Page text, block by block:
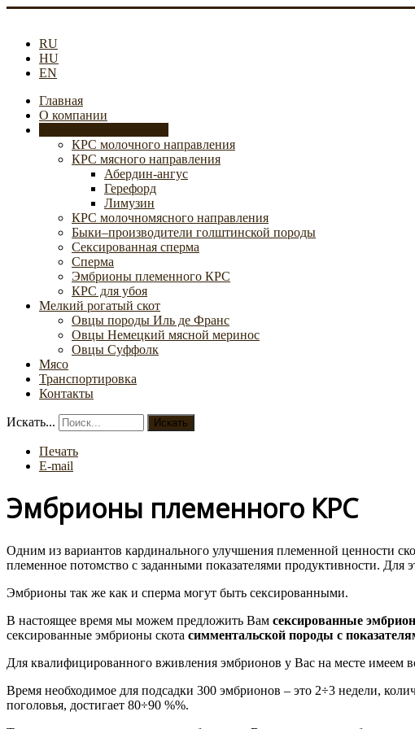
RU
HU
EN
Главная
О компании
КРС молочного направления
КРС мясного направления
Абердин-ангус
Герефорд
Лимузин
КРС молочномясного направления
Быки–производители голштинской породы
Сексированная сперма
Сперма
Эмбрионы племенного КРС
КРС для убоя
Мелкий рогатый скот
Овцы породы Иль де Франс
Овцы Немецкий мясной меринос
Овцы Суффолк
Мясо
Транспортировка
Контакты
Искать... Искать
Печать
E-mail
Эмбрионы племенного КРС
Одним из вариантов кардинального улучшения племенной ценности
племенное потомство с заданными показателями продуктивности. Для
Эмбрионы так же как и сперма могут быть сексированными.
В настоящее время мы можем предложить Вам сексированные
сексированные эмбрионы скота симментальской породы с
Для квалифицированного вживления эмбрионов у Вас на месте имеем
Время необходимое для подсадки 300 эмбрионов – это 2÷3 недели,
поголовья, достигает 80÷90 %%.